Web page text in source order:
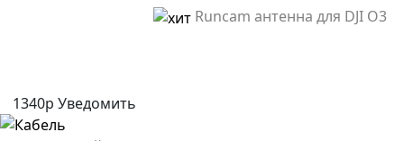
Runcam антенна для DJI O3
1340р Уведомить